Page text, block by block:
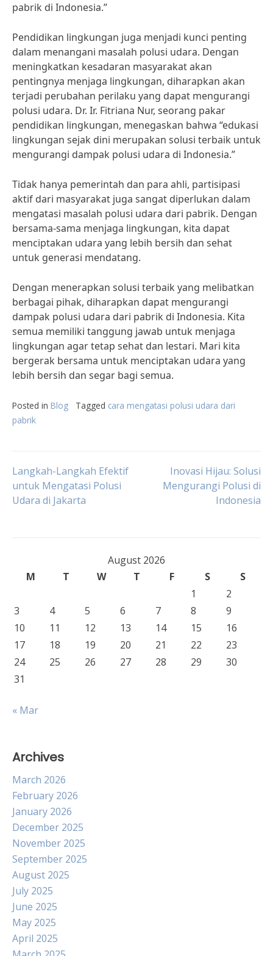
pabrik di Indonesia.”
Pendidikan lingkungan juga menjadi kunci penting
dalam menangani masalah polusi udara. Dengan
meningkatkan kesadaran masyarakat akan
pentingnya menjaga lingkungan, diharapkan akan
terjadi perubahan perilaku yang dapat mengurangi
polusi udara. Dr. Ir. Fitriana Nur, seorang pakar
pendidikan lingkungan, menegaskan bahwa “edukasi
lingkungan sejak dini merupakan solusi terbaik untuk
mengurangi dampak polusi udara di Indonesia.”
Tidak hanya pemerintah dan para ahli, partisipasi
aktif dari masyarakat juga sangat diperlukan dalam
mengatasi masalah polusi udara dari pabrik. Dengan
bersama-sama menjaga lingkungan, kita dapat
menciptakan udara yang lebih bersih dan sehat
untuk generasi mendatang.
Dengan menerapkan solusi terbaik yang melibatkan
berbagai pihak, diharapkan dapat mengurangi
dampak polusi udara dari pabrik di Indonesia. Kita
semua memiliki tanggung jawab untuk menjaga
lingkungan agar tetap sehat dan lestari. Mari kita
bergerak bersama untuk menciptakan udara yang
lebih bersih dan segar bagi semua.
Posted in Blog Tagged cara mengatasi polusi udara dari
pabrik
Post
navigation
Langkah-Langkah Efektif
untuk Mengatasi Polusi
Udara di Jakarta
Inovasi Hijau: Solusi
Mengurangi Polusi di
Indonesia
August 2026
M
T W T F S
S
1
2
3
4 5 6 7 8
9
10
11 12 13 14 15
16
17
18 19 20 21 22
23
24
25 26 27 28 29
30
31
« Mar
Archives
March 2026
February 2026
January 2026
December 2025
November 2025
September 2025
August 2025
July 2025
June 2025
May 2025
April 2025